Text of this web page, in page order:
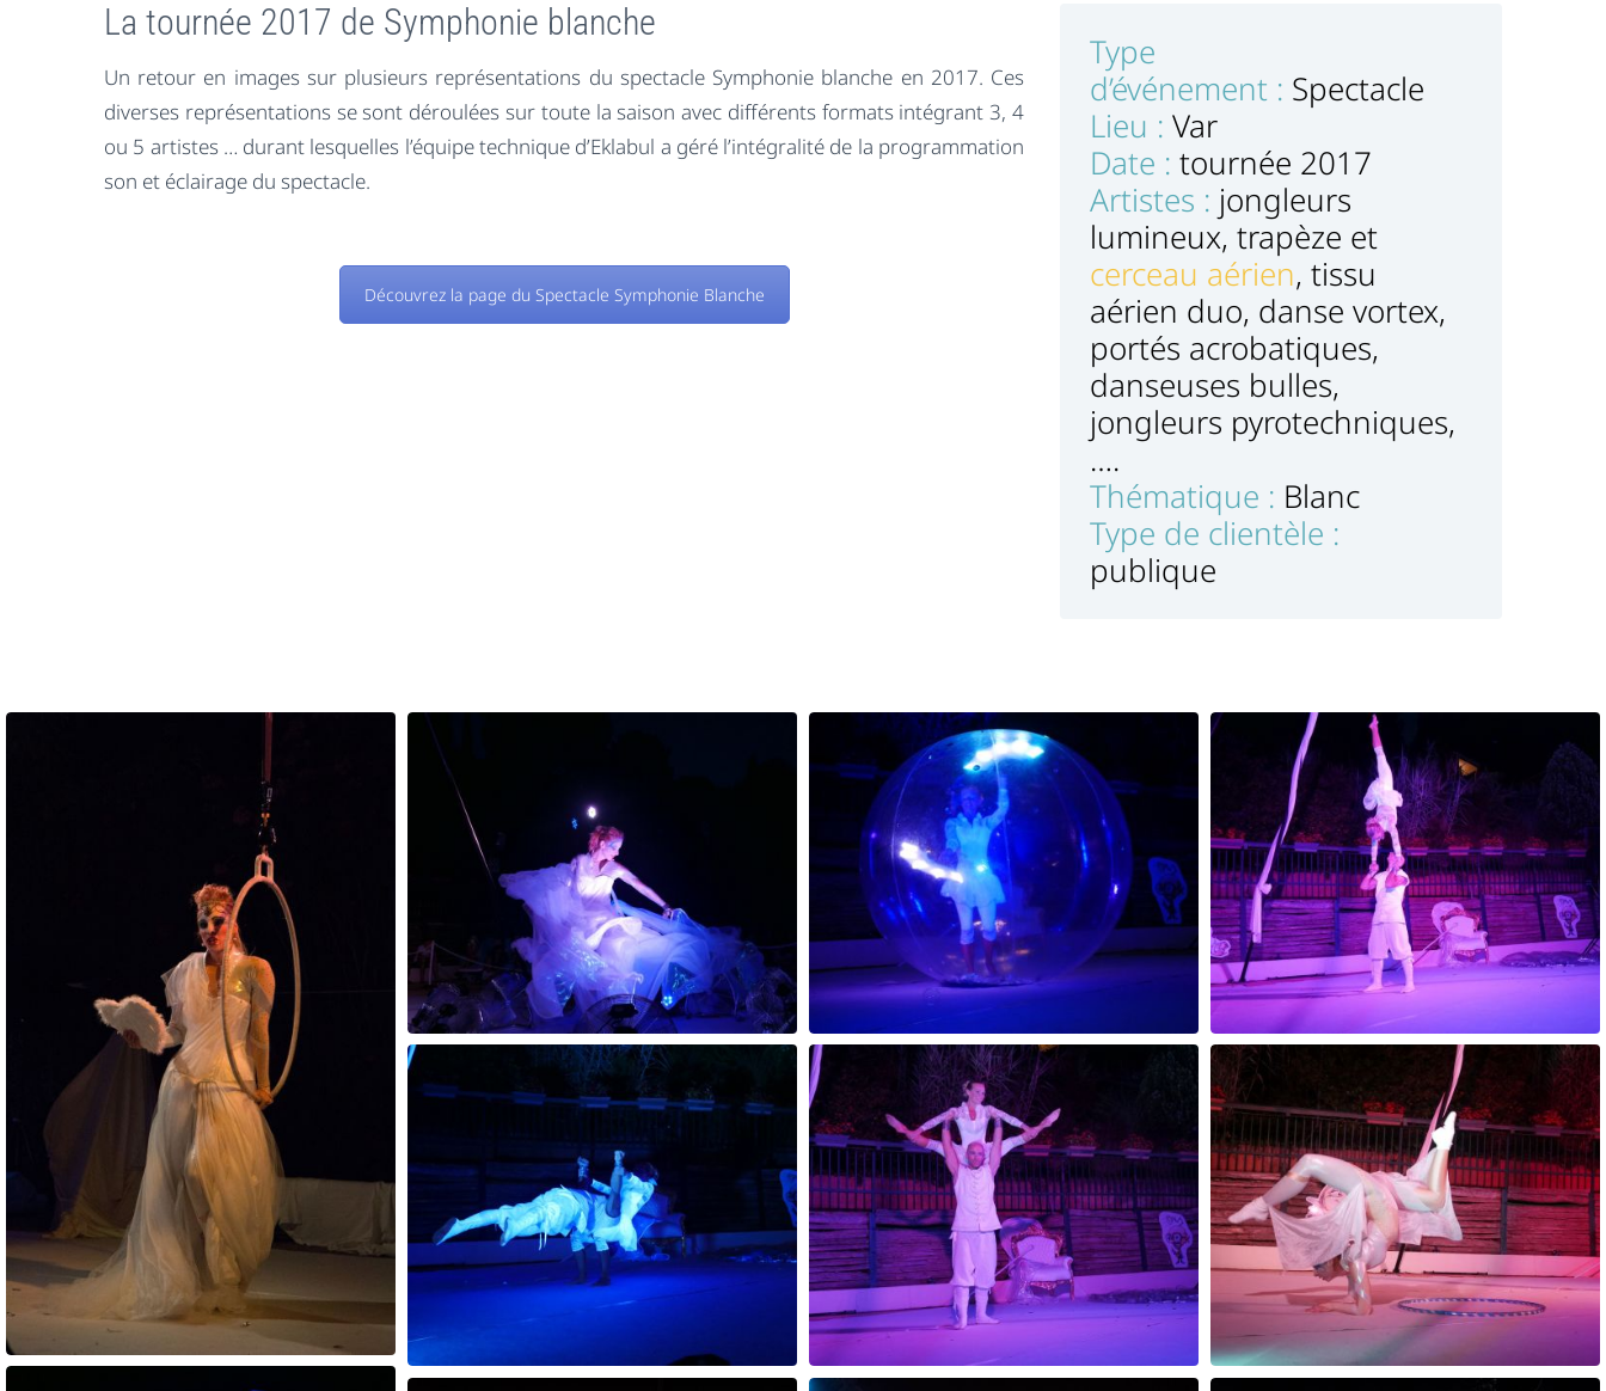
La tournée 2017 de Symphonie blanche
Un retour en images sur plusieurs représentations du spectacle Symphonie blanche en 2017. Ces
diverses représentations se sont déroulées sur toute la saison avec différents formats intégrant 3, 4
ou 5 artistes … durant lesquelles l’équipe technique d’Eklabul a géré l’intégralité de la programmation
son et éclairage du spectacle.
Découvrez la page du Spectacle Symphonie Blanche
Type
d’événement : Spectacle
Lieu : Var
Date : tournée 2017
Artistes : jongleurs
lumineux, trapèze et
cerceau aérien, tissu
aérien duo, danse vortex,
portés acrobatiques,
danseuses bulles,
jongleurs pyrotechniques,
….
Thématique : Blanc
Type de clientèle :
publique